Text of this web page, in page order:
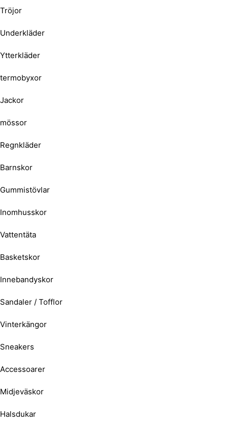
Tröjor
Underkläder
Ytterkläder
termobyxor
Jackor
mössor
Regnkläder
Barnskor
Gummistövlar
Inomhusskor
Vattentäta
Basketskor
Innebandyskor
Sandaler / Tofflor
Vinterkängor
Sneakers
Accessoarer
Midjeväskor
Halsdukar